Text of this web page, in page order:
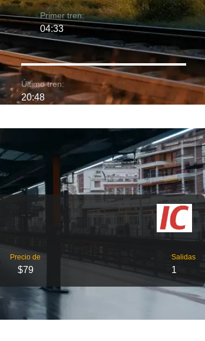
Primer tren:
04:33
Último tren:
20:48
Precio de
$79
Salidas
1